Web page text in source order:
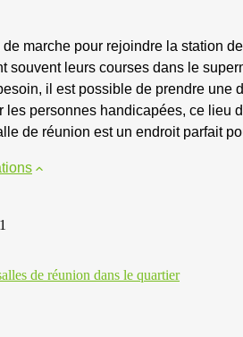
de marche pour rejoindre la station
souvent leurs courses dans le
il est possible de prendre une
les personnes handicapées, ce lieu
de réunion est un endroit parfait
de réunion dans le quartier